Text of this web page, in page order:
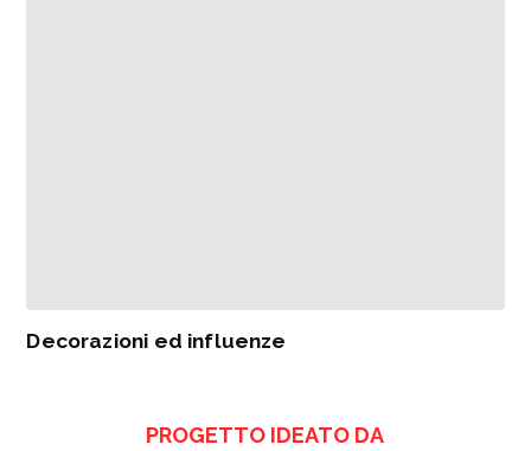
Decorazioni ed influenze
PROGETTO IDEATO DA